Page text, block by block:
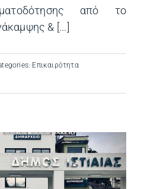
από το
& [...]
Επικαιρότητα